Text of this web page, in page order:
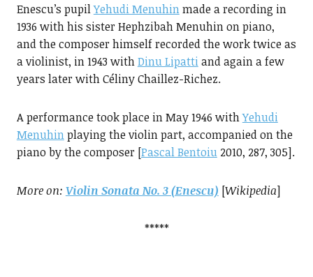
Enescu’s pupilYehudi Menuhinmade a recording in
1936 with his sister Hephzibah Menuhin on piano,
and the composer himself recorded the work twice as
a violinist, in 1943 withDinu Lipattiand again a few
years later with Céliny Chaillez-Richez.
A performance took place in May 1946 withYehudi
Menuhinplaying the violin part, accompanied on the
piano by the composer [Pascal Bentoiu2010, 287, 305].
More on: Violin Sonata No. 3 (Enescu) [Wikipedia]
*****